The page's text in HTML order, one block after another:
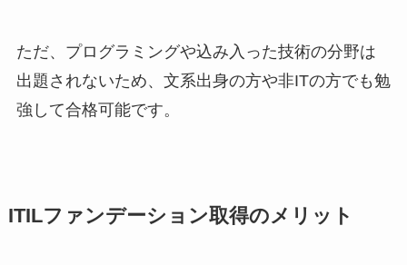
ただ、プログラミングや込み入った技術の分野は
出題されないため、文系出身の方や非ITの方でも勉
強して合格可能です。
ITILファンデーション取得のメリット